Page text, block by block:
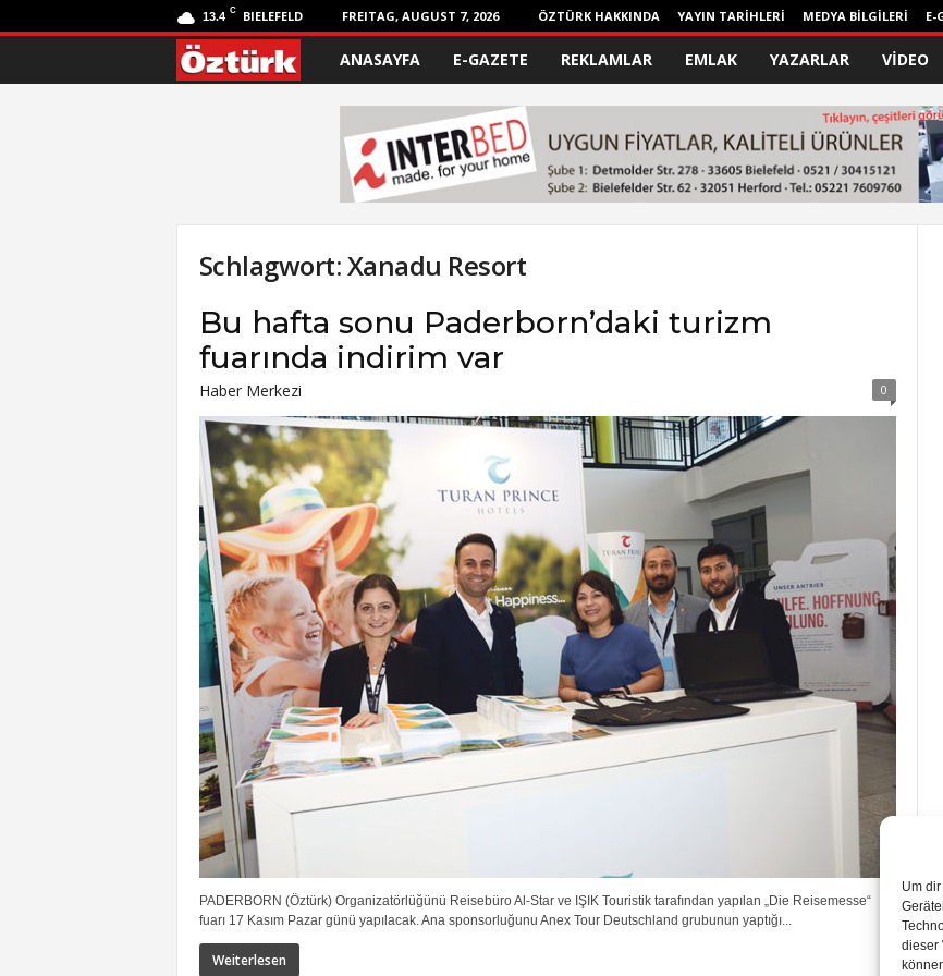
Um
dieser
13.4 C BIELEFELD FREITAG, AUGUST 7, 2026 ÖZTÜRK HAKKINDA YAYIN TARİHLERİ MEDYA BİLGİLERİ E-
ANASAYFA E-GAZETE REKLAMLAR EMLAK YAZARLAR VİDEO
Schlagwort: Xanadu Resort
Bu hafta sonu Paderborn’daki turizm
fuarında indirim var
Haber Merkezi 0
PADERBORN (Öztürk) Organizatörlüğünü Reisebüro Al-Star ve IŞIK Touristik tarafından yapılan „Die Reisemesse“
fuarı 17 Kasım Pazar günü yapılacak. Ana sponsorluğunu Anex Tour Deutschland grubunun yaptığı...
Weiterlesen